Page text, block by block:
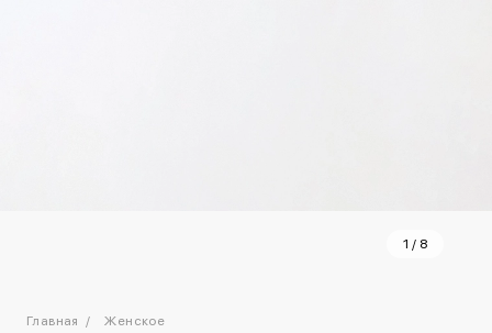
1 / 8
Главная Женское